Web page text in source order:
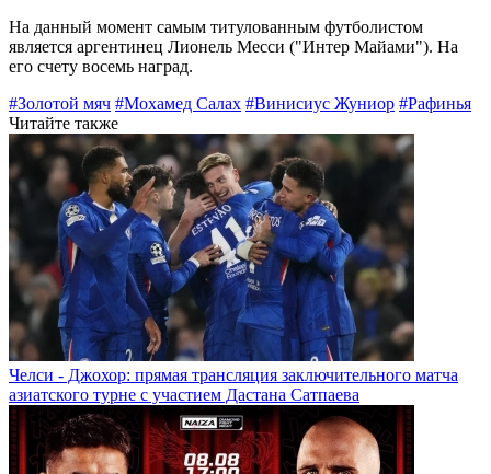
На данный момент самым титулованным футболистом
является аргентинец Лионель Месси ("Интер Майами"). На
его счету восемь наград.
#Золотой мяч #Мохамед Салах #Винисиус Жуниор #Рафинья
Читайте также
Челси - Джохор: прямая трансляция заключительного матча
азиатского турне с участием Дастана Сатпаева